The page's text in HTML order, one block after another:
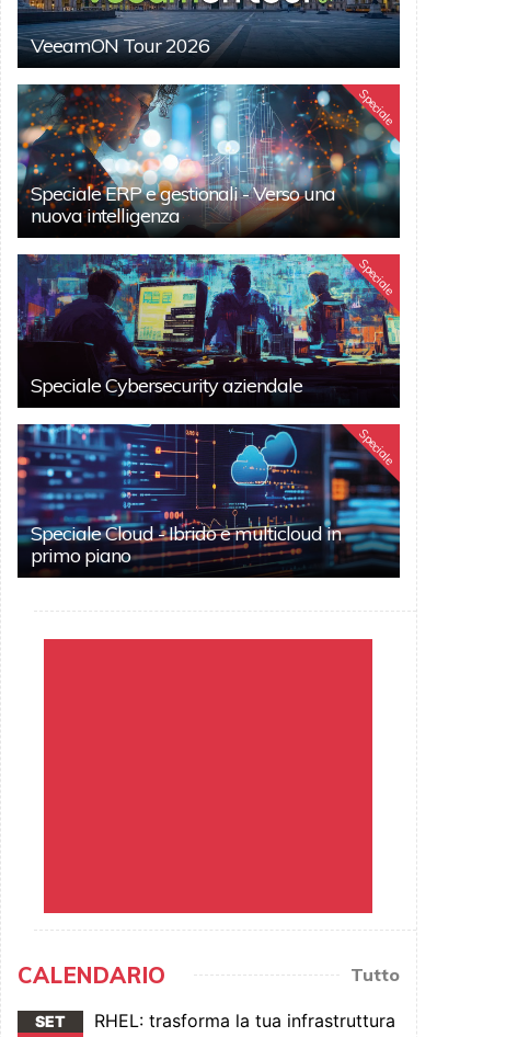
VeeamON Tour 2026
Speciale
Speciale ERP e gestionali - Verso una
nuova intelligenza
Speciale
Speciale Cybersecurity aziendale
Speciale
Speciale Cloud - Ibrido e multicloud in
primo piano
CALENDARIO Tutto
SET
RHEL: trasforma la tua infrastruttura